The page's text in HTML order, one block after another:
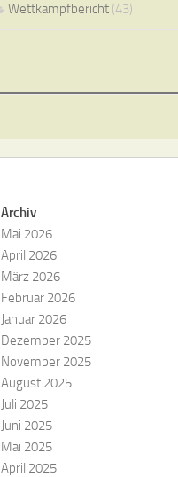
Wettkampfbericht (43)
Archiv
Mai 2026
April 2026
März 2026
Februar 2026
Januar 2026
Dezember 2025
November 2025
August 2025
Juli 2025
Juni 2025
Mai 2025
April 2025